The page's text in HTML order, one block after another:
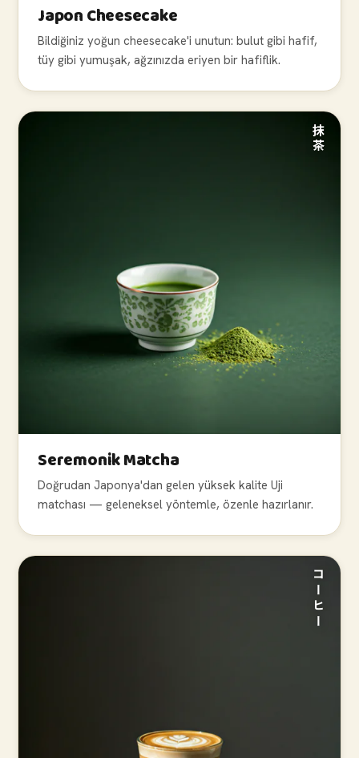
Japon Cheesecake
Bildiğiniz yoğun cheesecake'i unutun: bulut gibi hafif,
tüy gibi yumuşak, ağzınızda eriyen bir hafiflik.
抹茶
Seremonik Matcha
Doğrudan Japonya'dan gelen yüksek kalite Uji
matchası — geleneksel yöntemle, özenle hazırlanır.
コーヒー